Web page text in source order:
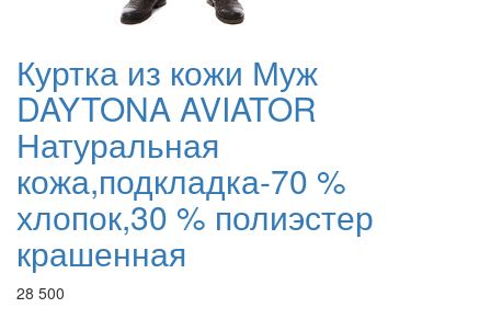
Куртка из кожи Муж
DAYTONA AVIATOR
Натуральная
кожа,подкладка-70 %
хлопок,30 % полиэстер
крашенная
28 500